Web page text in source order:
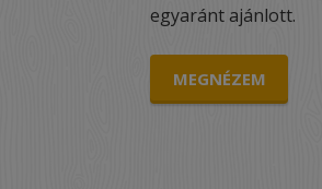
egyaránt ajánlott.
MEGNÉZEM